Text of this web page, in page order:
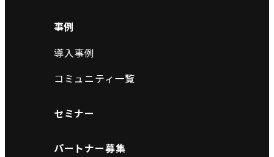
事例
導入事例
コミュニティ一覧
セミナー
パートナー募集